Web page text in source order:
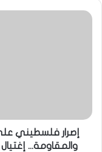
إصرار فلسطيني
والمقاومة...